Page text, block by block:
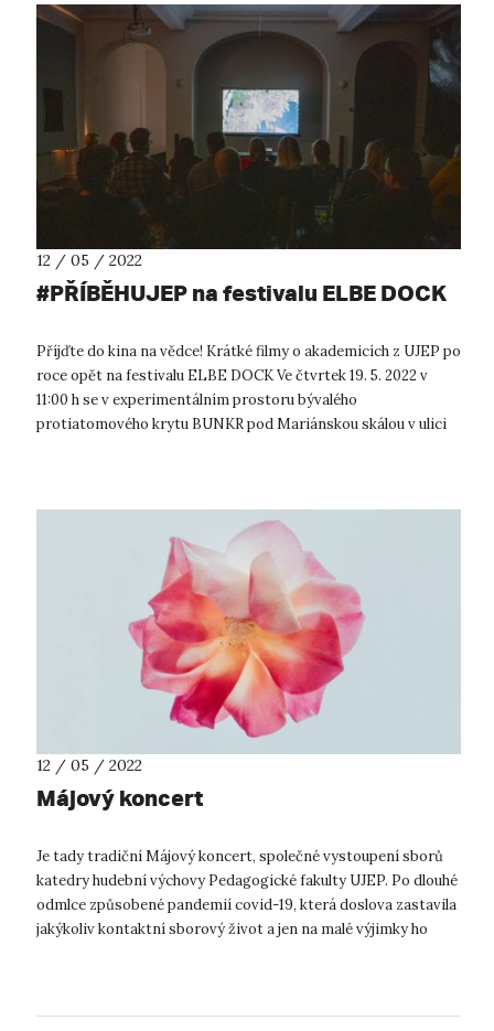
12 / 05 / 2022
#PŘÍBĚHUJEP na festivalu ELBE DOCK
Příjďte do kina na vědce! Krátké filmy o akademicích z UJEP po
roce opět na festivalu ELBE DOCK Ve čtvrtek 19. 5. 2022 v
11:00 h se v experimentálním prostoru bývalého
protiatomového krytu BUNKR pod Mariánskou skálou v ulici
12 / 05 / 2022
Májový koncert
Je tady tradiční Májový koncert, společné vystoupení sborů
katedry hudební výchovy Pedagogické fakulty UJEP. Po dlouhé
odmlce způsobené pandemií covid-19, která doslova zastavila
jakýkoliv kontaktní sborový život a jen na malé výjimky ho